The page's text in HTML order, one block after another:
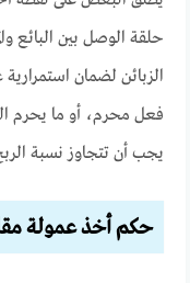
حلقة الوصل بين البائع
الزبائن لضمان
فعل محرم، أو ما يحرم
يجب أن تتجاوز نسبة
حكم أخذ عمولة